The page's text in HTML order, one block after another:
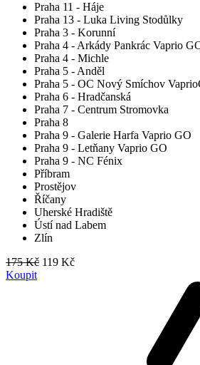
Praha 11 - Háje
Praha 13 - Luka Living Stodůlky
Praha 3 - Korunní
Praha 4 - Arkády Pankrác Vaprio
Praha 4 - Michle
Praha 5 - Anděl
Praha 5 - OC Nový Smíchov
Praha 6 - Hradčanská
Praha 7 - Centrum Stromovka
Praha 8
Praha 9 - Galerie Harfa Vaprio GO
Praha 9 - Letňany Vaprio GO
Praha 9 - NC Fénix
Příbram
Prostějov
Říčany
Uherské Hradiště
Ústí nad Labem
Zlín
175 Kč 119 Kč
Koupit